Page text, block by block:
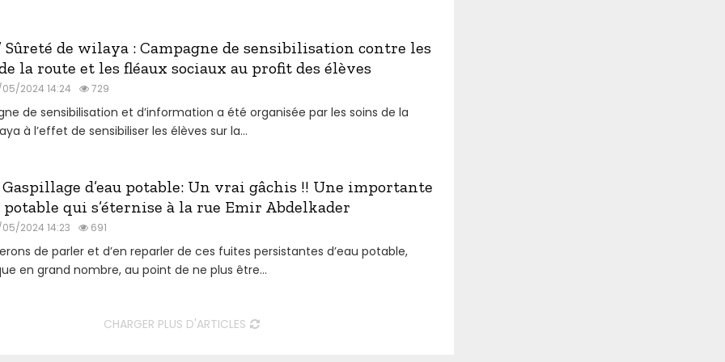
Sûreté de wilaya : Campagne de sensibilisation contre les
la route et les fléaux sociaux au profit des élèves
2024 14:24 729
de sensibilisation et d’information a été organisée par les soins de la
à l’effet de sensibiliser les élèves sur la...
d’eau potable: Un vrai gâchis !! Une importante
potable qui s’éternise à la rue Emir Abdelkader
2024 14:23 691
de parler et d’en reparler de ces fuites persistantes d’eau potable,
en grand nombre, au point de ne plus être...
CHARGER PLUS D'ARTICLES